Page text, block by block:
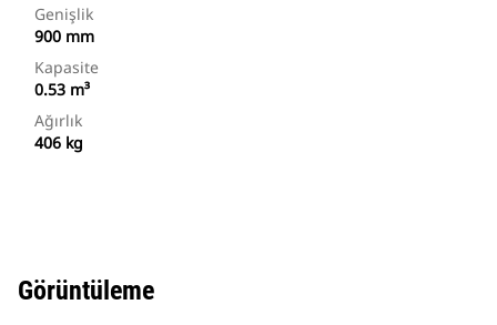
Genişlik
900 mm
Kapasite
0.53 m³
Ağırlık
406 kg
Görüntüleme